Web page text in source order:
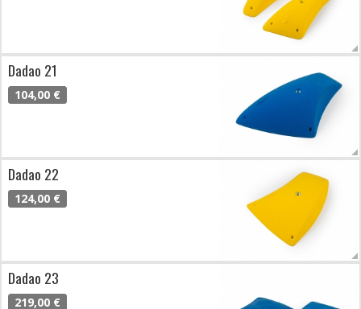
Dadao 21
104,00 €
Dadao 22
124,00 €
Dadao 23
219,00 €